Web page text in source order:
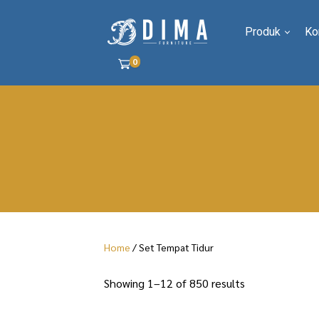
Produk
0
Home / Set Tempat Tidur
Showing 1–12 of 850 results